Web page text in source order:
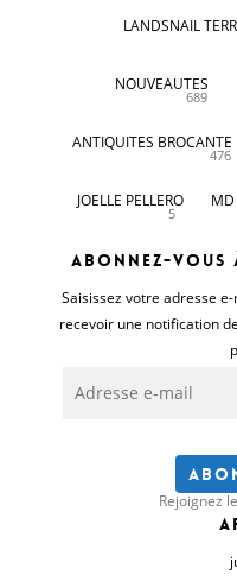
LANDSNAIL
NOUVEAUTES
689
ANTIQUITES BROCANTE
476
JOELLE PELLERO
5
MD
Abonnez-vous
Saisissez votre adresse
recevoir une notification
e-
Rejoignez